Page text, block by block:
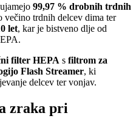
99,97 % drobnih trdnih
večino trdnih delcev dima ter
let, kar je bistveno dlje od
filter HEPA s filtrom za
Flash Streamer, ki
delcev ter vonjav.
zraka pri